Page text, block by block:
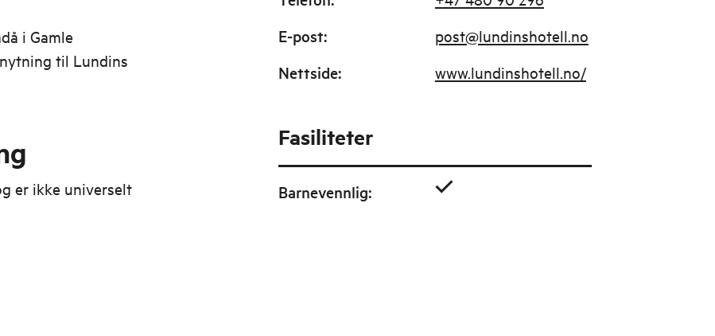
i Gamle
til Lundins
er ikke universelt
E-post: post@lundinshotell.no
Nettside: www.lundinshotell.no/
Fasiliteter
Barnevennlig: